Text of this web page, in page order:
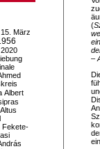
(
–
15. März
2020
Albert
Altus
Fekete-